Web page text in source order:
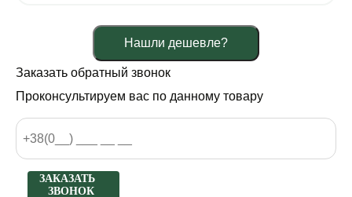
Нашли дешевле?
Заказать обратный звонок
Проконсультируем вас по данному товару
ЗАКАЗАТЬ
ЗВОНОК